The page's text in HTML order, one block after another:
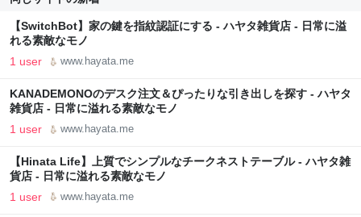
【SwitchBot】家の鍵を指紋認証にする - ハヤタ雑貨店 - 日常に溢
れる素敵なモノ
1 user www.hayata.me
KANADEMONOのデスク注文＆ぴったりな引き出しを探す - ハヤタ
雑貨店 - 日常に溢れる素敵なモノ
1 user www.hayata.me
【Hinata Life】上質でシンプルなチークネストテーブル - ハヤタ雑
貨店 - 日常に溢れる素敵なモノ
1 user www.hayata.me